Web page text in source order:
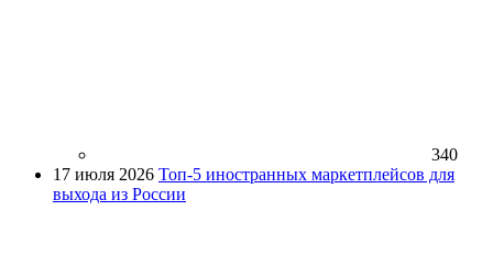
340
17 июля 2026 Топ-5 иностранных маркетплейсов для
выхода из России